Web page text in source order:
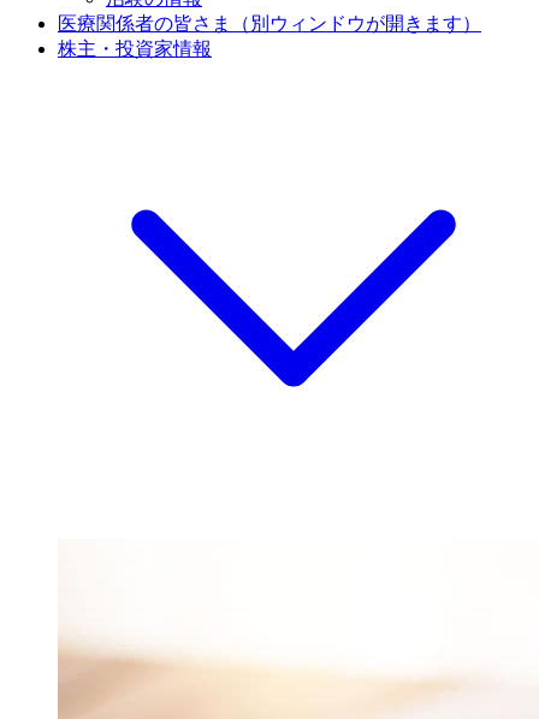
医療関係者の皆さま
（別ウィンドウが開きます）
株主・投資家情報